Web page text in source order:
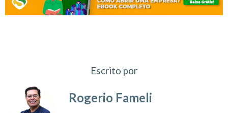
Escrito por
Rogerio Fameli